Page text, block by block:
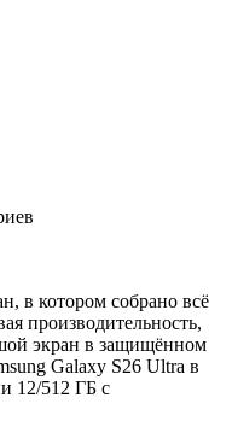
в котором собрано всё
производительность,
экран в защищённом
Galaxy S26 Ultra в
12/512 ГБ с